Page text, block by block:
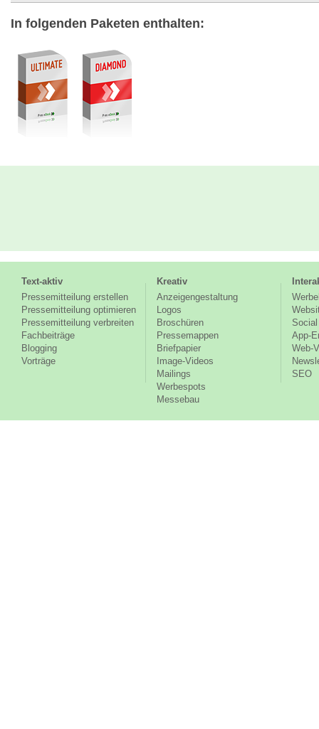
In folgenden Paketen enthalten:
Text-aktiv
Pressemitteilung erstellen
Pressemitteilung optimieren
Pressemitteilung verbreiten
Fachbeiträge
Blogging
Vorträge
Kreativ
Anzeigengestaltung
Logos
Broschüren
Pressemappen
Briefpapier
Image-Videos
Mailings
Werbespots
Messebau
App-
Web-
SEO